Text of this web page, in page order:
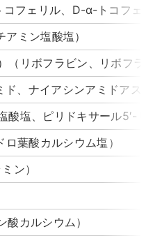
フェリル、D-α-トコフェ
ミン塩酸塩）
（リボフラビン、リボフラ
、ナイアシンアミドアス
酸塩、ピリドキサール5′-リ
葉酸カルシウム塩）
ン）
カルシウム）